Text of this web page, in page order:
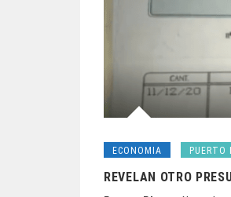
ECONOMIA PUERTO
REVELAN OTRO